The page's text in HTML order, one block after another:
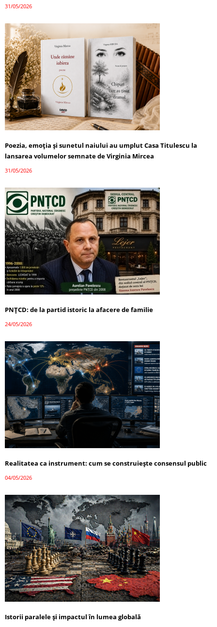
31/05/2026
Poezia, emoția și sunetul naiului au umplut Casa Titulescu la
lansarea volumelor semnate de Virginia Mircea
31/05/2026
PNȚCD: de la partid istoric la afacere de familie
24/05/2026
Realitatea ca instrument: cum se construiește consensul public
04/05/2026
Istorii paralele și impactul în lumea globală